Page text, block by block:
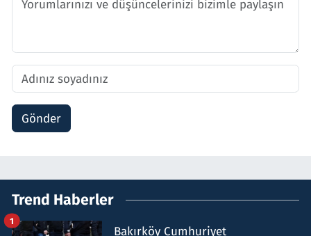
Gönder
Trend Haberler
Bakırköy Cumhuriyet
1